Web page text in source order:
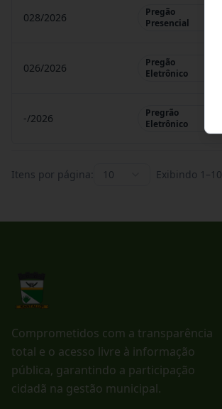
028/2026
Pregão
Presencial
026/2026
Pregão
Eletrônico
-/2026
Pregrão
Eletrônico
Itens por página: 10 Exibindo 1 –10
Comprometidos com a transparência
total e o acesso livre à informação
pública, garantindo a participação
cidadã na gestão municipal.